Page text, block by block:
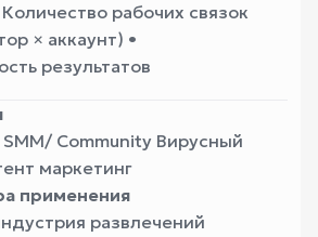
рабочих связок
× аккаунт) •
результатов
SMM/ Community Вирусный
маркетинг
применения
развлечений